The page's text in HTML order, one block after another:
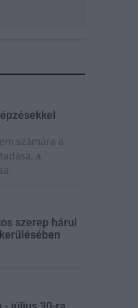
számára a
a
szerep hárul